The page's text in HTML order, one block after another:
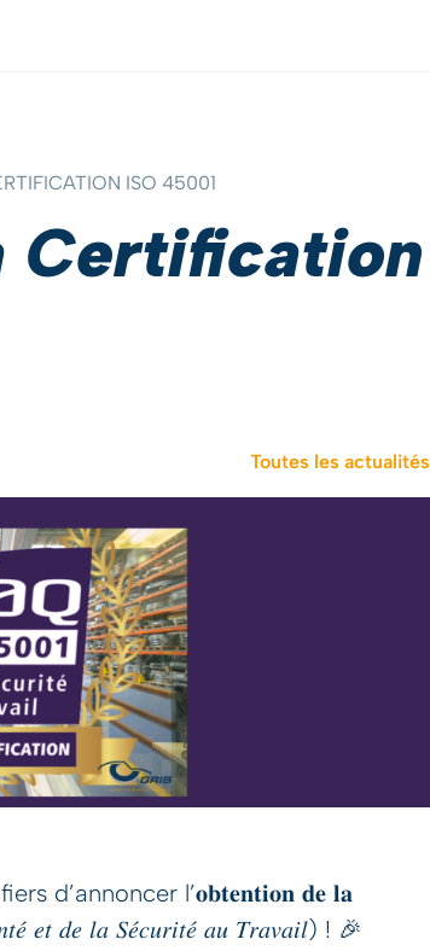
ISO 45001
Certification
Toutes les actualités
d’annoncer l’𝐨𝐛𝐭𝐞𝐧𝐭𝐢𝐨𝐧 𝐝𝐞 𝐥𝐚
𝑒𝑡 𝑑𝑒 𝑙𝑎 𝑆𝑒́𝑐𝑢𝑟𝑖𝑡𝑒́ 𝑎𝑢 𝑇𝑟𝑎𝑣𝑎𝑖𝑙) ! 🎉